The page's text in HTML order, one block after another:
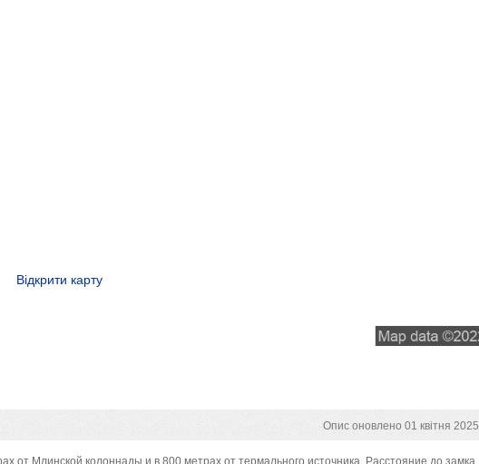
Відкрити карту
Опис оновлено 01 квітня 2025
от Млинской колоннады и в 800 метрах от термального источника. Расстояние до замка